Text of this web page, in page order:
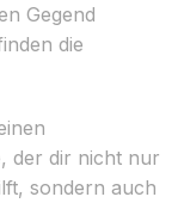
Gegend
die
der dir nicht nur
sondern auch